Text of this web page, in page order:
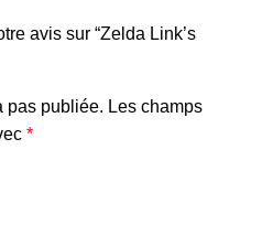
avis sur “Zelda Link’s
pas publiée. Les champs
*